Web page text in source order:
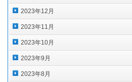
2023年12月
2023年11月
2023年10月
2023年9月
2023年8月